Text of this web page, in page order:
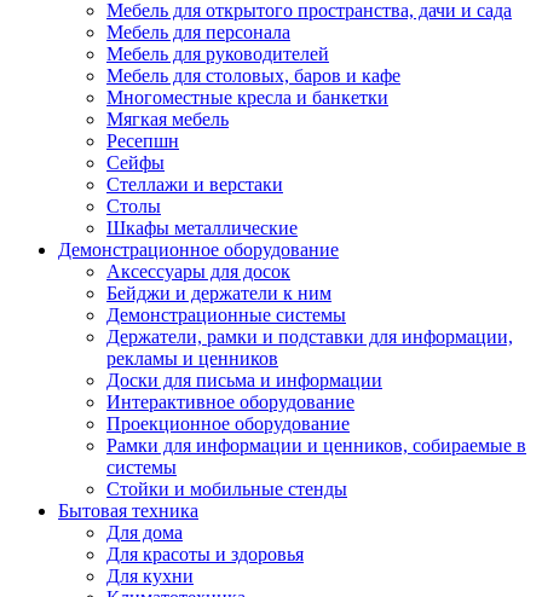
Мебель для открытого пространства, дачи и сада
Мебель для персонала
Мебель для руководителей
Мебель для столовых, баров и кафе
Многоместные кресла и банкетки
Мягкая мебель
Ресепшн
Сейфы
Стеллажи и верстаки
Столы
Шкафы металлические
Демонстрационное оборудование
Аксессуары для досок
Бейджи и держатели к ним
Демонстрационные системы
Держатели, рамки и подставки для информации,
рекламы и ценников
Доски для письма и информации
Интерактивное оборудование
Проекционное оборудование
Рамки для информации и ценников, собираемые в
системы
Стойки и мобильные стенды
Бытовая техника
Для дома
Для красоты и здоровья
Для кухни